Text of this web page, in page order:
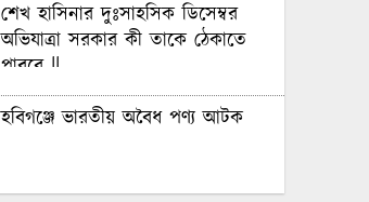
শেখ হাসিনার দুঃসাহসিক ডিসেম্বর
অভিযাত্রা সরকার কী তাকে ঠেকাতে
পারবে ||
হবিগঞ্জে ভারতীয় অবৈধ পণ্য আটক